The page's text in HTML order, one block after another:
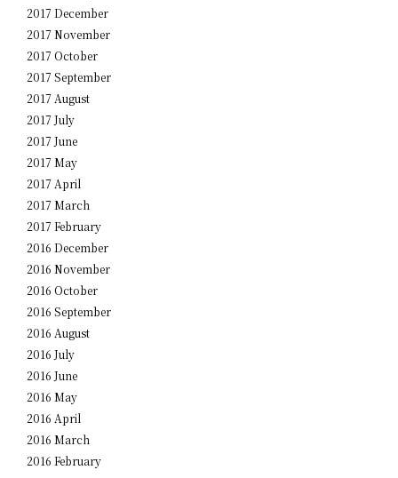
2017 December
2017 November
2017 October
2017 September
2017 August
2017 July
2017 June
2017 May
2017 April
2017 March
2017 February
2016 December
2016 November
2016 October
2016 September
2016 August
2016 July
2016 June
2016 May
2016 April
2016 March
2016 February